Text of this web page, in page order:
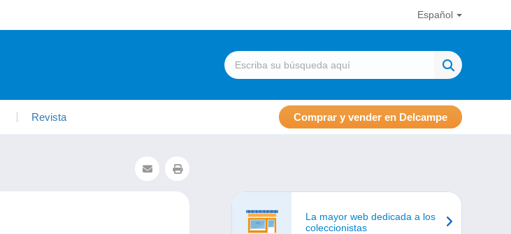
Español
Revista Comprar y vender en Delcampe
La mayor web dedicada a los
coleccionistas